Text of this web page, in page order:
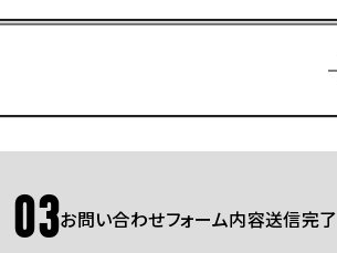
03お問い合わせフォーム内容送信完了